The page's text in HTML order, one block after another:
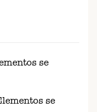
se
se